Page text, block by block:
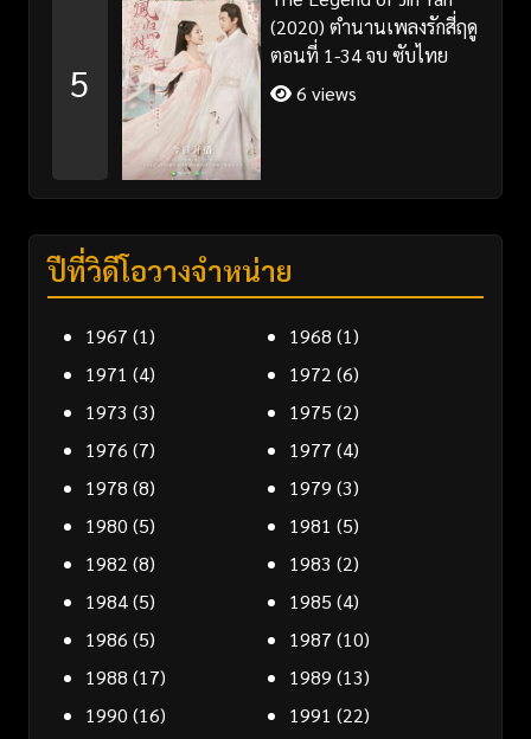
5
(2020) ตำนานเพลงรักสี่ฤดู
ตอนที่ 1-34 จบ ซับไทย
6 views
ปีที่วิดีโอวางจำหน่าย
1967 (1) 1968 (1)
1971 (4) 1972 (6)
1973 (3) 1975 (2)
1976 (7) 1977 (4)
1978 (8) 1979 (3)
1980 (5) 1981 (5)
1982 (8) 1983 (2)
1984(5) 1985 (4)
1986 (5) 1987 (10)
1988 (17) 1989 (13)
1990 (16) 1991 (22)